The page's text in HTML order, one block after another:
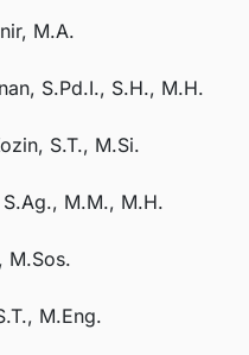
M.A.
S.Pd.I., S.H., M.H.
S.T., M.Si.
M.M., M.H.
M.Sos.
M.Eng.